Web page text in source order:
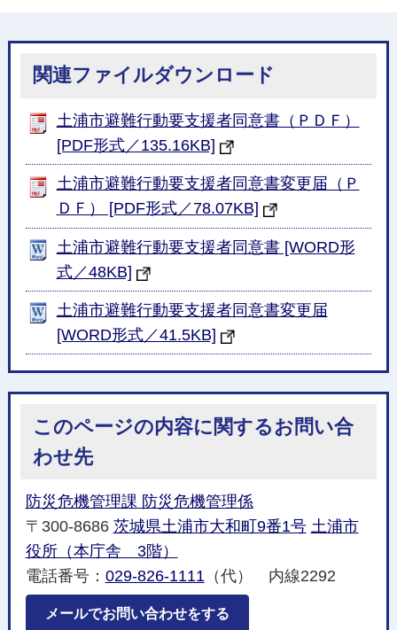
関連ファイルダウンロード
土浦市避難行動要支援者同意書（ＰＤＦ）
[PDF形式／135.16KB]
土浦市避難行動要支援者同意書変更届（Ｐ
ＤＦ） [PDF形式／78.07KB]
土浦市避難行動要支援者同意書 [WORD形
式／48KB]
土浦市避難行動要支援者同意書変更届
[WORD形式／41.5KB]
このページの内容に関するお問い合
わせ先
防災危機管理課 防災危機管理係
〒300-8686 茨城県土浦市大和町9番1号 土浦市
役所（本庁舎 3階）
電話番号： 029-826-1111（代） 内線2292
メールでお問い合わせをする